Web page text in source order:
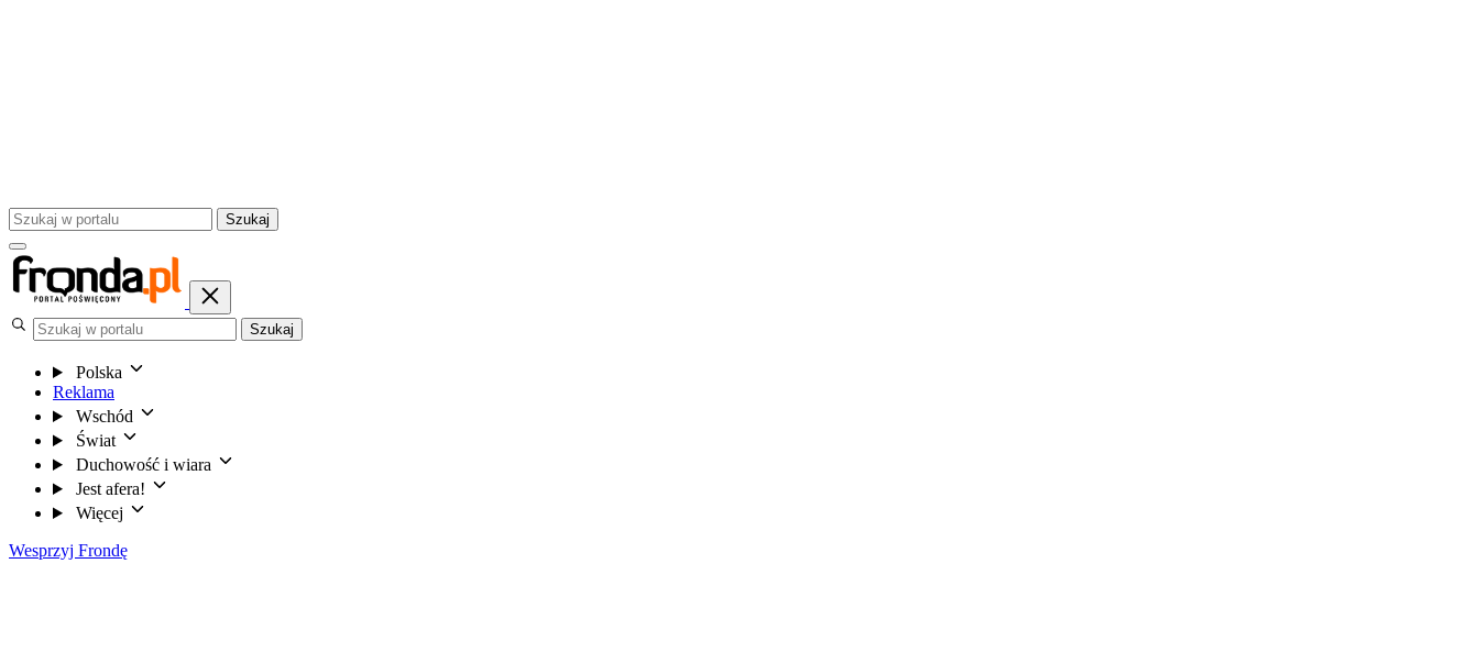
Szukaj
Szukaj
Polska
Reklama
Wschód
Świat
Duchowość i wiara
Jest afera!
Więcej
Wesprzyj Frondę